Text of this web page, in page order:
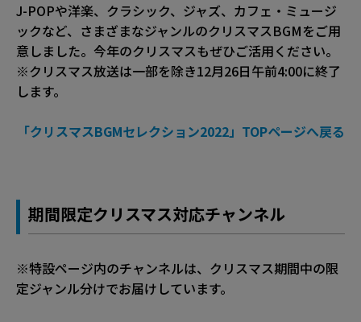
J-POPや洋楽、クラシック、ジャズ、カフェ・ミュージ
ックなど、さまざまなジャンルのクリスマスBGMをご用
意しました。今年のクリスマスもぜひご活用ください。
※クリスマス放送は一部を除き12月26日午前4:00に終了
します。
「クリスマスBGMセレクション2022」TOPページへ戻る
期間限定クリスマス対応チャンネル
※特設ページ内のチャンネルは、クリスマス期間中の限
定ジャンル分けでお届けしています。